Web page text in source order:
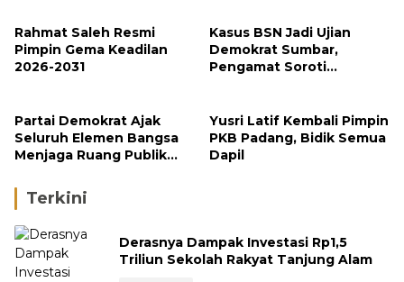
Rahmat Saleh Resmi
Pimpin Gema Keadilan
2026-2031
Kasus BSN Jadi Ujian
Demokrat Sumbar,
Pengamat Soroti
Bermasalah
Partai Demokrat Ajak
Seluruh Elemen Bangsa
Menjaga Ruang Publik
Beradab
Yusri Latif Kembali Pimpin
PKB Padang, Bidik Semua
Dapil
Terkini
Derasnya Dampak Investasi Rp1,5
Triliun Sekolah Rakyat Tanjung Alam